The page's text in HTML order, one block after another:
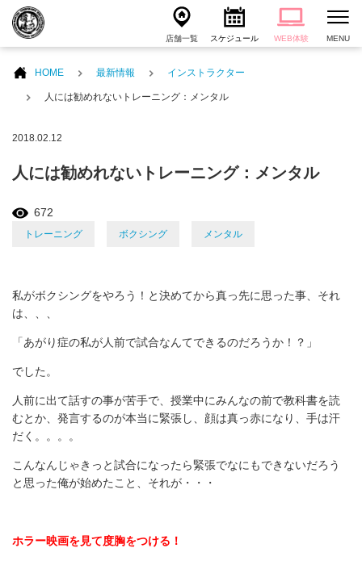
店舗一覧 スケジュール WEB体験 MENU
HOME 最新情報 インストラクター
人には勧めれないトレーニング：メンタル
2018.02.12
人には勧めれないトレーニング：メンタル
672
トレーニング ボクシング メンタル
私がボクシングをやろう！と決めてから真っ先に思った事、それ
は、、、
「あがり症の私が人前で試合なんてできるのだろうか！？」
でした。
人前に出て話すの事が苦手で、授業中にみんなの前で教科書を読
むとか、発言するのが本当に緊張し、顔は真っ赤になり、手は汗
だく。。。。
こんなんじゃきっと試合になったら緊張でなにもできないだろう
と思った俺が始めたこと、それが・・・
ホラー映画を見て度胸をつける！